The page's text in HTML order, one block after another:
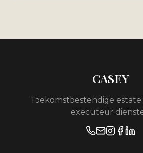
CASEY
Toekomstbestendige
executeur